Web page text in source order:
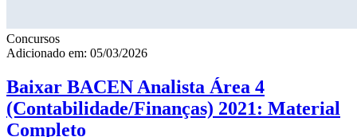
Concursos
Adicionado em: 05/03/2026
Baixar BACEN Analista Área 4
(Contabilidade/Finanças) 2021: Material
Completo